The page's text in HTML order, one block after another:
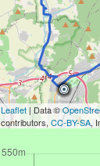
Leaflet | Data ©
contributors, CC-BY-SA,